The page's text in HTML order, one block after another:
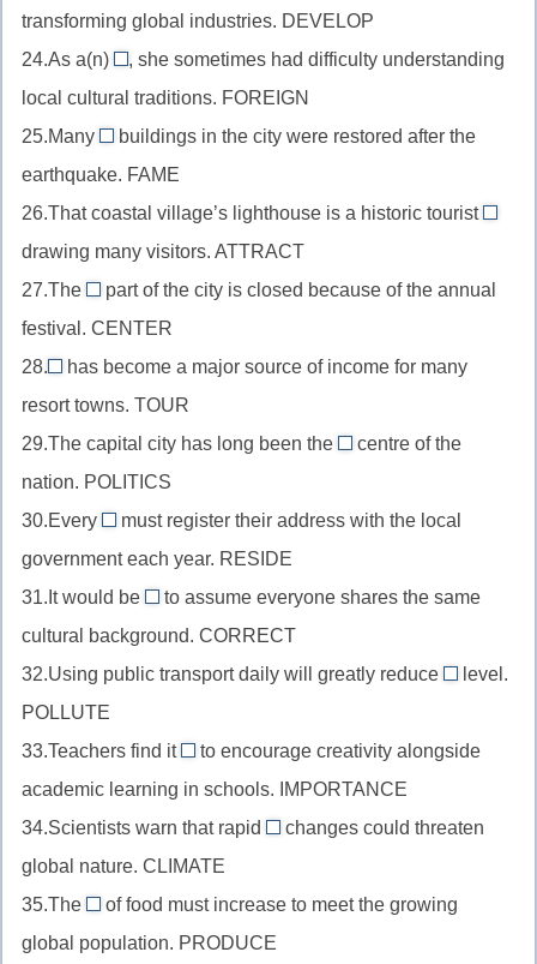
ion
involve
перед
существительным,
industry
(y
убираем)
//
существительное
в
роли
подлежащего,
ment
transforming global industries. DEVELOP
24.As a(n)
foreigner
//
существительное
после
as
+-
er
, she sometimes had difficulty understanding
local cultural traditions. FOREIGN
25.Many
famous
//
прилагательное
перед
существительным,
fame
(избавимся
от
e)
buildings in the city were restored after the
earthquake. FAME
26.That coastal village’s lighthouse is a historic tourist
drawing many visitors. ATTRACT
27.The
central
//
прилагательное
перед
существительным,
centre
(re
на
r)
part of the city is closed because of the annual
festival. CENTER
28.
Tourism
//
существительное
в
роли
подлежащего,
ism
has become a major source of income for many
resort towns. TOUR
29.The capital city has long been the
political
прилагательное
существительным,
сменой
части
речи,
признак
centre of the
nation. POLITICS
30.Every
resident
//
существительное
как
подлежащее,
reside
must register their address with the local
government each year. RESIDE
31.It would be
incorrect
//
прилагательное
глагола-
связки,
to assume everyone shares the same
cultural background. CORRECT
32.Using public transport daily will greatly reduce
pollution
другим
level.
POLLUTE
33.Teachers find it
important
//
прилагательное
в
сложном
дополнении
to encourage creativity alongside
academic learning in schools. IMPORTANCE
34.Scientists warn that rapid
climatic
прилагательное
перед
changes could threaten
global nature. CLIMATE
35.The
production
//
of food must increase to meet the growing
global population. PRODUCE